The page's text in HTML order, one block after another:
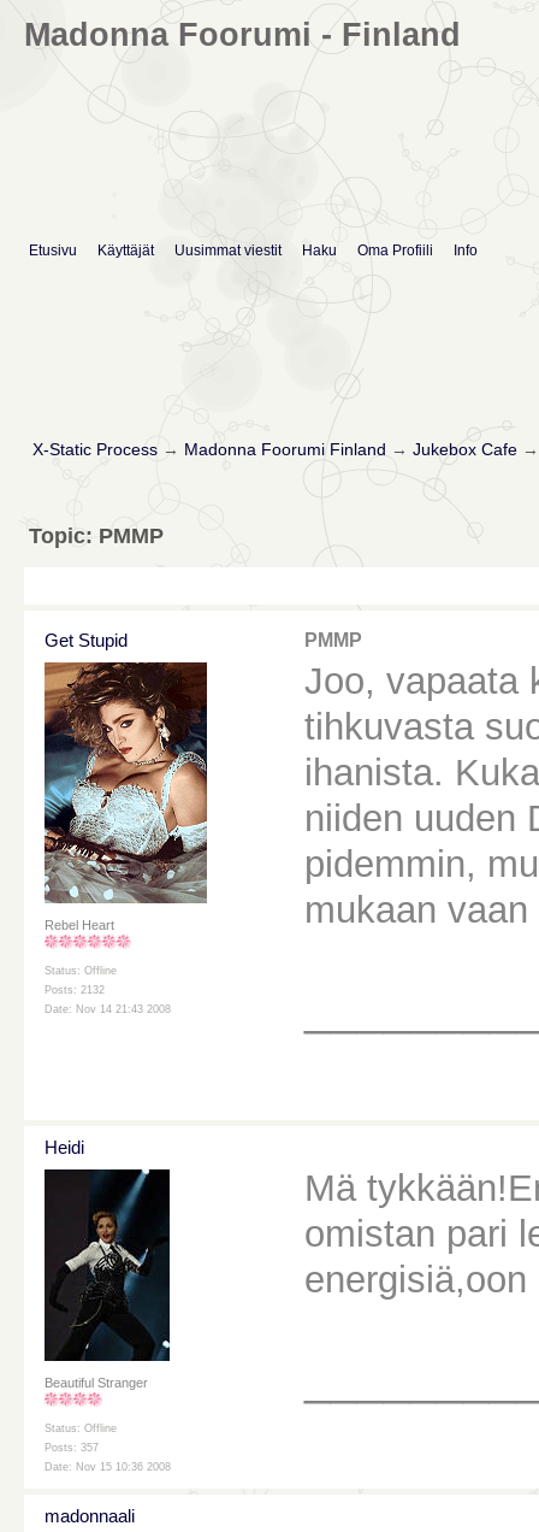
Madonna Foorumi - Finland
Etusivu Käyttäjät Uusimmat viestit Haku Oma Profiili Info
X-Static Process→ Madonna Foorumi Finland → Jukebox Cafe
Topic: PMMP
Get Stupid
Rebel Heart
Status: Offline
Posts: 2132
Date: Nov 14 21:43 2008
PMMP
Joo, vapaata
tihkuvasta
ihanista.
niiden uuden
pidemmin,
mukaan vaan
Heidi
Beautiful Stranger
Status: Offline
Posts: 357
Date: Nov 15 10:36 2008
Mä
omistan pari
madonnaali